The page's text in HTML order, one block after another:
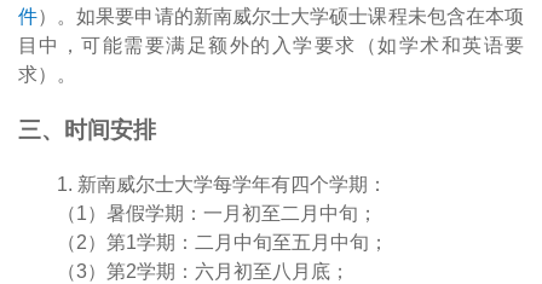
件）。如果要申请的新南威尔士大学硕士课程未包含在本项
目中，可能需要满足额外的入学要求（如学术和英语要
求）。
三、时间安排
1. 新南威尔士大学每学年有四个学期：
（1）暑假学期：一月初至二月中旬；
（2）第1学期：二月中旬至五月中旬；
（3）第2学期：六月初至八月底；